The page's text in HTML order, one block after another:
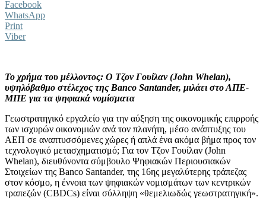
Facebook
WhatsApp
Print
Viber
Το χρήμα του μέλλοντος: Ο Τζον Γουίλαν (John Whelan),
υψηλόβαθμο στέλεχος της Banco Santander, μιλάει στο ΑΠΕ-
ΜΠΕ για τα ψηφιακά νομίσματα
Γεωστρατηγικό εργαλείο για την αύξηση της οικονομικής επιρροής
των ισχυρών οικονομιών ανά τον πλανήτη, μέσο ανάπτυξης του
ΑΕΠ σε αναπτυσσόμενες χώρες ή απλά ένα ακόμα βήμα προς τον
τεχνολογικό μετασχηματισμό; Για τον Τζον Γουίλαν (John
Whelan), διευθύνοντα σύμβουλο Ψηφιακών Περιουσιακών
Στοιχείων της Banco Santander, της 16ης μεγαλύτερης τράπεζας
στον κόσμο, η έννοια των ψηφιακών νομισμάτων των κεντρικών
τραπεζών (CBDCs) είναι σύλληψη «θεμελιωδώς γεωστρατηγική».